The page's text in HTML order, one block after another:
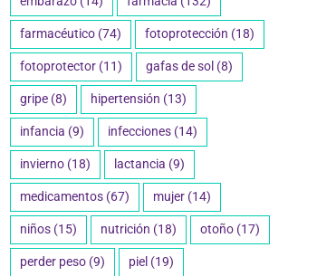
farmacéutico (74) fotoprotección (18)
fotoprotector (11) gafas de sol (8)
gripe (8) hipertensión (13)
infancia (9) infecciones (14)
invierno (18) lactancia (9)
medicamentos (67) mujer (14)
niños (15) nutrición (18) otoño (17)
perder peso (9) piel (19)